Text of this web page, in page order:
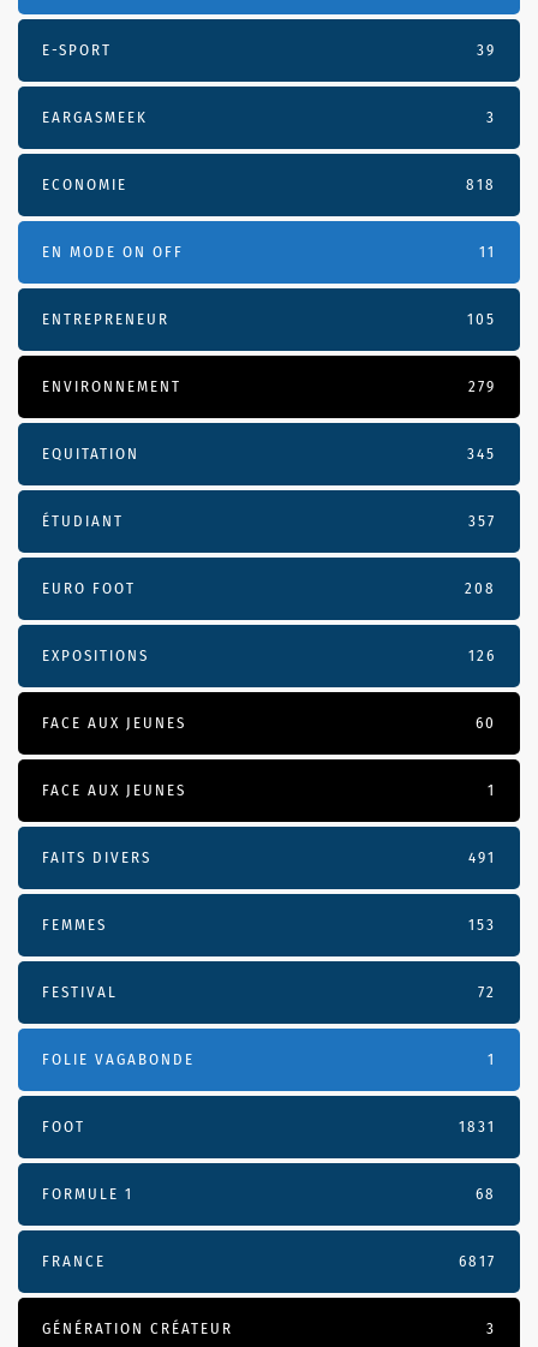
E-SPORT 39
EARGASMEEK 3
ECONOMIE 818
EN MODE ON OFF 11
ENTREPRENEUR 105
ENVIRONNEMENT 279
EQUITATION 345
ÉTUDIANT 357
EURO FOOT 208
EXPOSITIONS 126
FACE AUX JEUNES 60
FACE AUX JEUNES 1
FAITS DIVERS 491
FEMMES 153
FESTIVAL 72
FOLIE VAGABONDE 1
FOOT 1831
FORMULE 1 68
FRANCE 6817
GÉNÉRATION CRÉATEUR 3